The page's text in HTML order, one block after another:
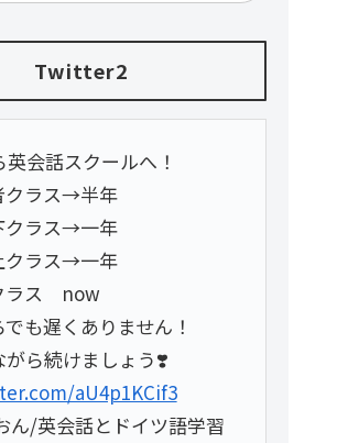
Twitter2
英会話スクールへ！
ラス→半年
ラス→一年
ラス→一年
ラス now
も遅くありません！
がら続けましょう❣️
aU4p1KCif3
ん/英会話とドイツ語学習